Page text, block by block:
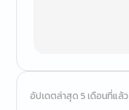
อัปเดตล่าสุด 5 เดือนที่แล้ว